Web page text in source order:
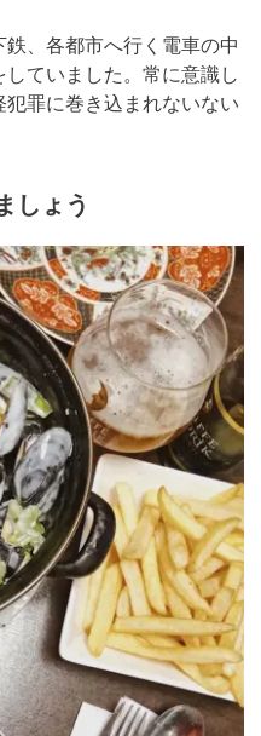
、各都市へ行く電車の中
ていました。常に意識し
罪に巻き込まれないない
しょう